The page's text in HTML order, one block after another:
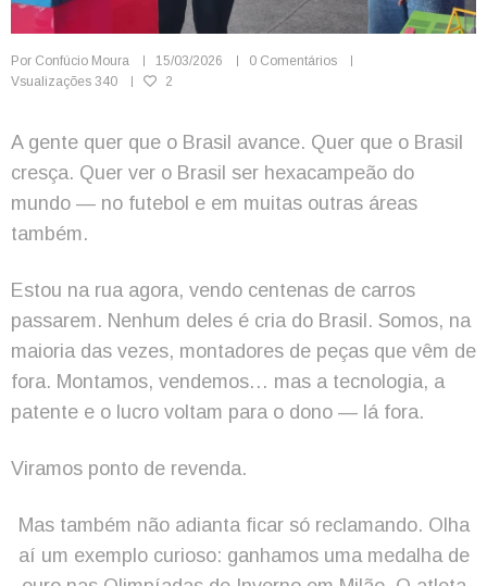
Por Confúcio Moura 15/03/2026
0 Comentários
Vsualizações 340 2
A gente quer que o Brasil avance. Quer que o Brasil
cresça. Quer ver o Brasil ser hexacampeão do
mundo — no futebol e em muitas outras áreas
também.
Estou na rua agora, vendo centenas de carros
passarem. Nenhum deles é cria do Brasil. Somos, na
maioria das vezes, montadores de peças que vêm de
fora. Montamos, vendemos… mas a tecnologia, a
patente e o lucro voltam para o dono — lá fora.
Viramos ponto de revenda.
Mas também não adianta ficar só reclamando. Olha
aí um exemplo curioso: ganhamos uma medalha de